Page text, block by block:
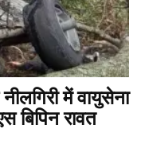
में वायुसेना
बिपिन रावत